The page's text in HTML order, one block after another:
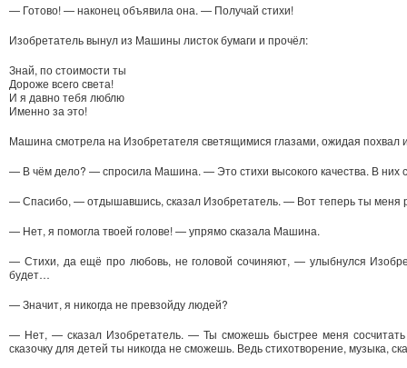
— Готово! — наконец объявила она. — Получай стихи!
Изобретатель вынул из Машины листок бумаги и прочёл:
Знай, по стоимости ты
Дороже всего света!
И я давно тебя люблю
Именно за это!
Машина смотрела на Изобретателя светящимися глазами, ожидая похвал
— В чём дело? — спросила Машина. — Это стихи высокого качества. В них
— Спасибо, — отдышавшись, сказал Изобретатель. — Вот теперь ты меня
— Нет, я помогла твоей голове! — упрямо сказала Машина.
— Стихи, да ещё про любовь, не головой сочиняют, — улыбнулся
будет…
— Значит, я никогда не превзойду людей?
— Нет, — сказал Изобретатель. — Ты сможешь быстрее меня
сказочку для детей ты никогда не сможешь. Ведь стихотворение, музыка,